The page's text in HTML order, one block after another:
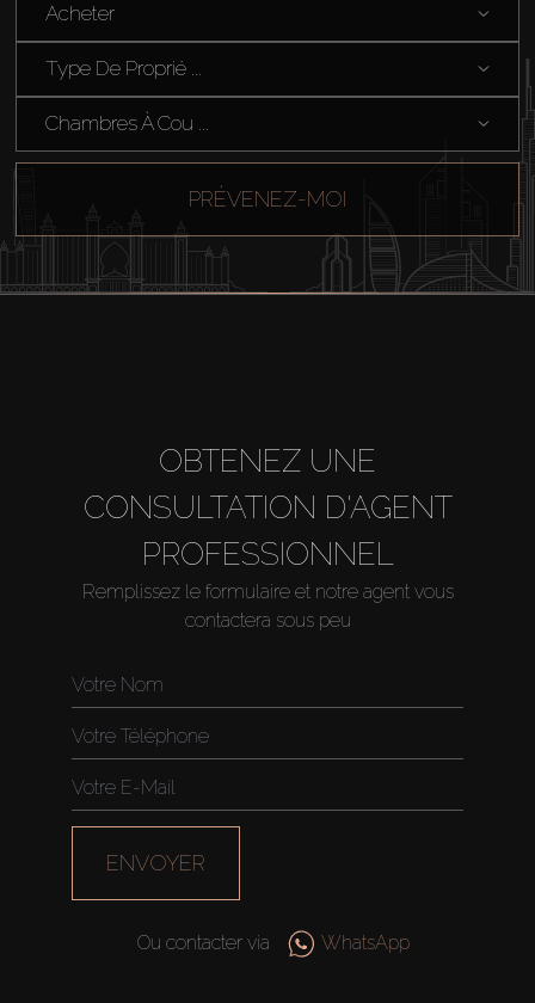
Hors Plan
About Us
Acheter
Type De Proprié ...
Chambres À Cou ...
PRÉVENEZ-MOI
OBTENEZ UNE
CONSULTATION D'AGENT
PROFESSIONNEL
Remplissez le formulaire et notre agent vous
contactera sous peu
ENVOYER
Ou contacter via WhatsApp